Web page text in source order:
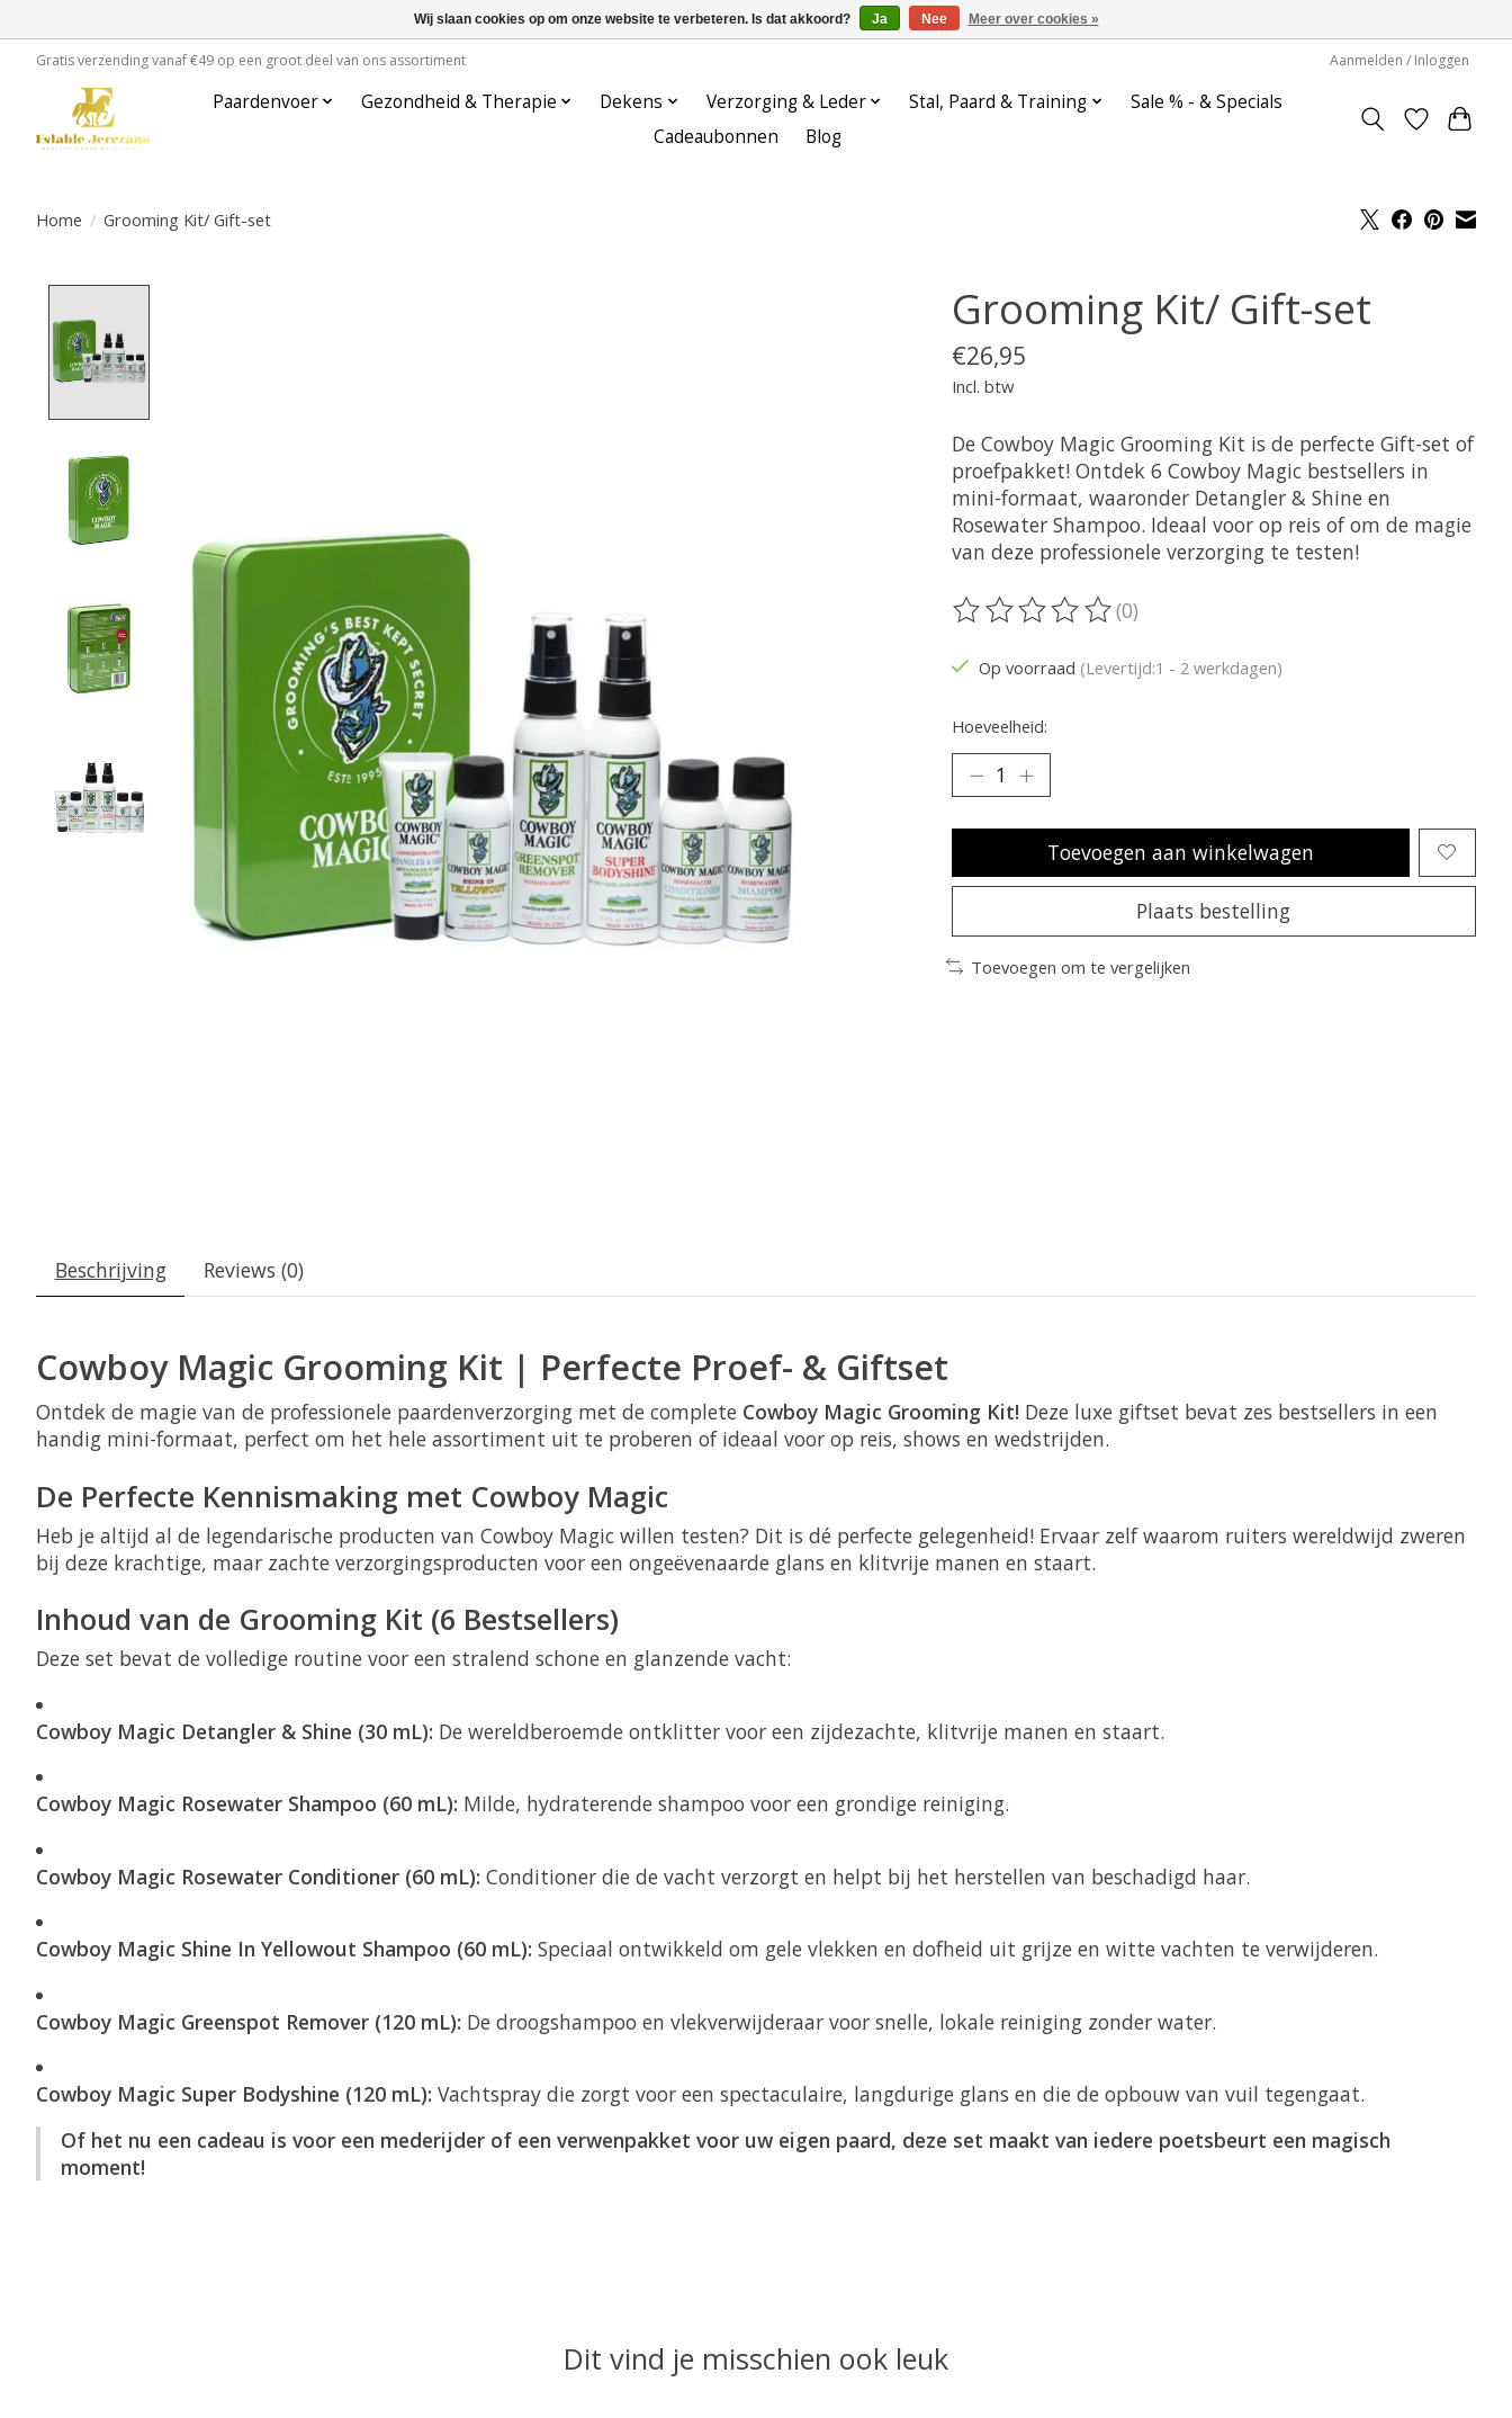
Gratis verzending vanaf €49 op een groot deel van ons assortiment Aanmelden / Inloggen
Paardenvoer Gezondheid & Therapie Dekens Verzorging & Leder Stal, Paard & Training
Sale % - & Specials
Cadeaubonnen
Blog
Home / Grooming Kit/ Gift-set
Grooming Kit/ Gift-set
€26,95
Incl. btw
De Cowboy Magic Grooming Kit is de perfecte Gift-set of
proefpakket! Ontdek 6 Cowboy Magic bestsellers in
mini-formaat, waaronder Detangler & Shine en
Rosewater Shampoo. Ideaal voor op reis of om de magie
van deze professionele verzorging te testen!
De beoordeling van dit product is
(0)
Op voorraad (Levertijd:1 - 2 werkdagen)
Hoeveelheid:
Toevoegen aan winkelwagen
Plaats bestelling
Toevoegen om te vergelijken
Beschrijving Reviews (0)
Cowboy Magic Grooming Kit | Perfecte Proef- & Giftset
Ontdek de magie van de professionele paardenverzorging met de complete Cowboy Magic Grooming Kit! Deze luxe giftset bevat zes bestsellers in een
handig mini-formaat, perfect om het hele assortiment uit te proberen of ideaal voor op reis, shows en wedstrijden.
De Perfecte Kennismaking met Cowboy Magic
Heb je altijd al de legendarische producten van Cowboy Magic willen testen? Dit is dé perfecte gelegenheid! Ervaar zelf waarom ruiters wereldwijd zweren
bij deze krachtige, maar zachte verzorgingsproducten voor een ongeëvenaarde glans en klitvrije manen en staart.
Inhoud van de Grooming Kit (6 Bestsellers)
Deze set bevat de volledige routine voor een stralend schone en glanzende vacht:
Cowboy Magic Detangler & Shine (30 mL): De wereldberoemde ontklitter voor een zijdezachte, klitvrije manen en staart.
Cowboy Magic Rosewater Shampoo (60 mL): Milde, hydraterende shampoo voor een grondige reiniging.
Cowboy Magic Rosewater Conditioner (60 mL): Conditioner die de vacht verzorgt en helpt bij het herstellen van beschadigd haar.
Cowboy Magic Shine In Yellowout Shampoo (60 mL): Speciaal ontwikkeld om gele vlekken en dofheid uit grijze en witte vachten te verwijderen.
Cowboy Magic Greenspot Remover (120 mL): De droogshampoo en vlekverwijderaar voor snelle, lokale reiniging zonder water.
Cowboy Magic Super Bodyshine (120 mL): Vachtspray die zorgt voor een spectaculaire, langdurige glans en die de opbouw van vuil tegengaat.
Of het nu een cadeau is voor een mederijder of een verwenpakket voor uw eigen paard, deze set maakt van iedere poetsbeurt een magisch
moment!
Dit vind je misschien ook leuk
Wij slaan cookies op om onze website te verbeteren. Is dat akkoord? Ja Nee Meer over cookies »